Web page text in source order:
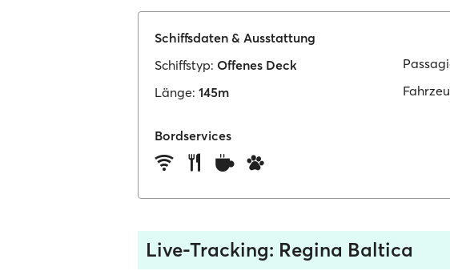
Schiffsdaten & Ausstattung
Schiffstyp: Offenes Deck
Länge: 145m
Bordservices
Live-Tracking: Regina Baltica